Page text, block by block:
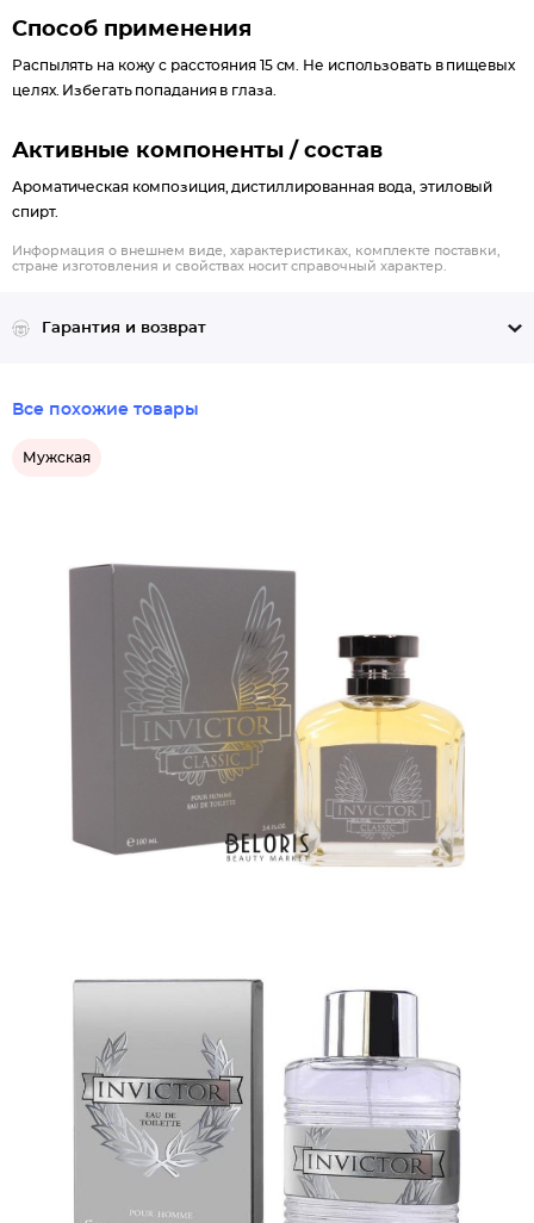
Способ применения
Распылять на кожу с расстояния 15 см. Не использовать в пищевых
целях. Избегать попадания в глаза.
Активные компоненты / состав
Ароматическая композиция, дистиллированная вода, этиловый
спирт.
Информация о внешнем виде, характеристиках, комплекте поставки,
стране изготовления и свойствах носит справочный характер.
Гарантия и возврат
Все похожие товары
Мужская